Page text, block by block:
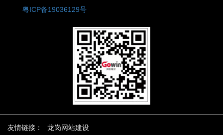
粤ICP备19036129号
友情链接： 龙岗网站建设